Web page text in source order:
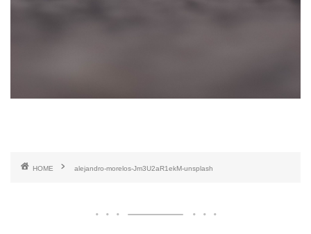
HOME alejandro-morelos-Jm3U2aR1ekM-unsplash